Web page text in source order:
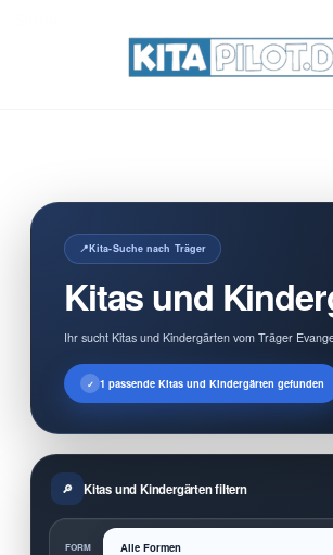
Kita-Suche nach Träger
Kitas und
Ihr sucht Kitas und Kindergärten vom Träger
1 passende Kitas und Kindergärten gefunden
Kitas und Kindergärten filtern
FORM